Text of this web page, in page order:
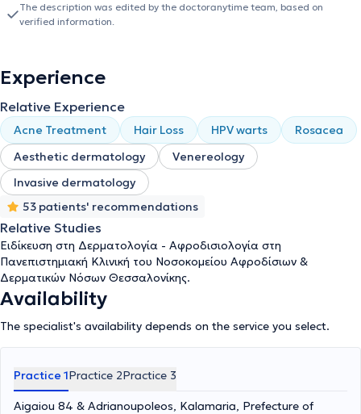
is considered a pioneer in aesthetic dermatology, laser
applications, dermal implants, and hair loss treatments.
the latest laser technology and effective topical formulas,
The description was edited by the doctoranytime team, based on
verified information.
Experience
Relative Experience
Acne Treatment Hair Loss HPV warts
Rosacea
Aesthetic dermatology
Venereology
Invasive dermatology
53 patients' recommendations
Relative Studies
Ειδίκευση στη Δερματολογία - Αφροδισιολογία στη
Πανεπιστημιακή Κλινική του Νοσοκομείου Αφροδίσιων &
Δερματικών Νόσων Θεσσαλονίκης.
Availability
The specialist's availability depends on the service you select.
Practice 1Practice 2Practice 3
Aigaiou 84 & Adrianoupoleos, Kalamaria, Prefecture of